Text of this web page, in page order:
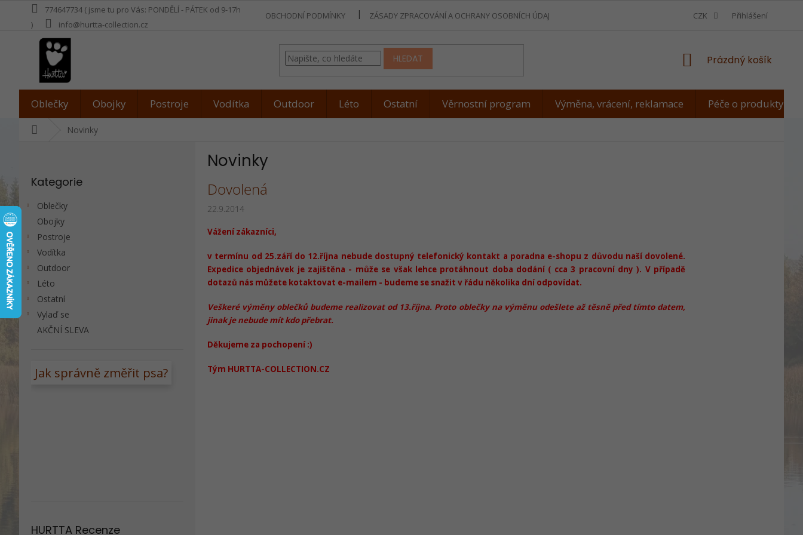
774647734 ( jsme tu pro Vás: PONDĚLÍ - PÁTEK od 9-17h
)
info@hurtta-collection.cz
OBCHODNÍ PODMÍNKY ZÁSADY ZPRACOVÁNÍ A OCHRANY OSOBNÍCH ÚDAJŮ JAK ZMĚŘIT PSA
CZK Přihlášení
HLEDAT
NÁKUPNÍ
Prázdný košík
Oblečky Obojky Postroje Vodítka Outdoor Léto Ostatní Věrnostní program Výměna, vrácení, reklamace Péče o produkty
Novinky
a
l
kategorie
Kategorie
Oblečky
Obojky
Postroje
Vodítka
Outdoor
Léto
Ostatní
Vylaď se
AKČNÍ SLEVA
Jak správně změřit psa?
HURTTA Recenze
Novinky
V
ý
p
i
s
č
l
á
n
k
ů
Dovolená
22.9.2014
Vážení zákazníci,
v termínu od 25.září do 12.října nebude dostupný telefonický kontakt a poradna e-shopu z důvodu naší dovolené.
Expedice objednávek je zajištěna - může se však lehce protáhnout doba dodání ( cca 3 pracovní dny ). V případě
dotazů nás můžete kotaktovat e-mailem - budeme se snažit v řádu několika dní odpovídat.
Veškeré výměny oblečků budeme realizovat od 13.října. Proto oblečky na výměnu odešlete až těsně před tímto datem,
jinak je nebude mít kdo přebrat.
Děkujeme za pochopení :)
Tým HURTTA-COLLECTION.CZ